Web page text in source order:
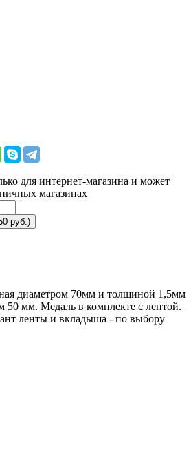
для интернет-магазина и может
магазинах
руб.)
диаметром 70мм и толщиной 1,5мм
50 мм. Медаль в комплекте с лентой.
ленты и вкладыша - по выбору